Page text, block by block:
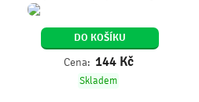
DO KOŠÍKU
Cena: 144 Kč
Skladem